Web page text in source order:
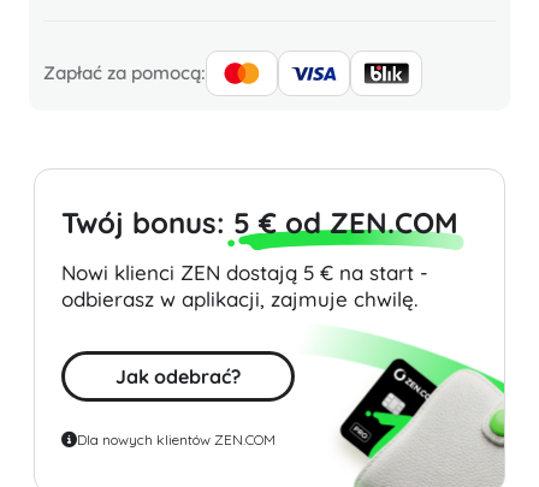
Zapłać za pomocą:
Twój bonus: 5 € od ZEN.COM
Nowi klienci ZEN dostają 5 € na start -
odbierasz w aplikacji, zajmuje chwilę.
Jak odebrać?
Dla nowych klientów ZEN.COM